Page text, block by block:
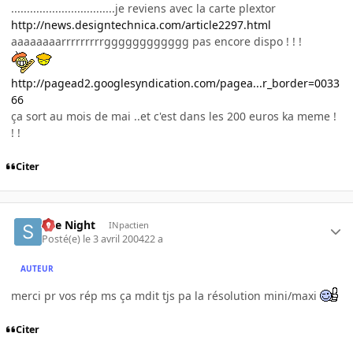
.................................je reviens avec la carte plextor
http://news.designtechnica.com/article2297.html
aaaaaaaarrrrrrrrrgggggggggggg pas encore dispo ! ! !
http://pagead2.googlesyndication.com/pagea...r_border=0033
66
ça sort au mois de mai ..et c'est dans les 200 euros ka meme !
! !
Citer
She Night INpactien
Posté(e) le 3 avril 200422 a
AUTEUR
merci pr vos rép ms ça mdit tjs pa la résolution mini/maxi
Citer